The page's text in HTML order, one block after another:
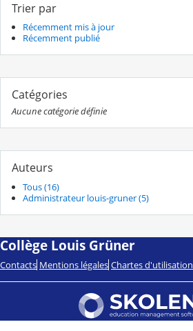
Trier par
Récemment mis à jour
Récemment publié
Catégories
Aucune catégorie définie
Auteurs
Tous (16)
Administrateur louis-gruner (5)
Collège Louis Grüner
Contacts Mentions légales Chartes d'utilisation